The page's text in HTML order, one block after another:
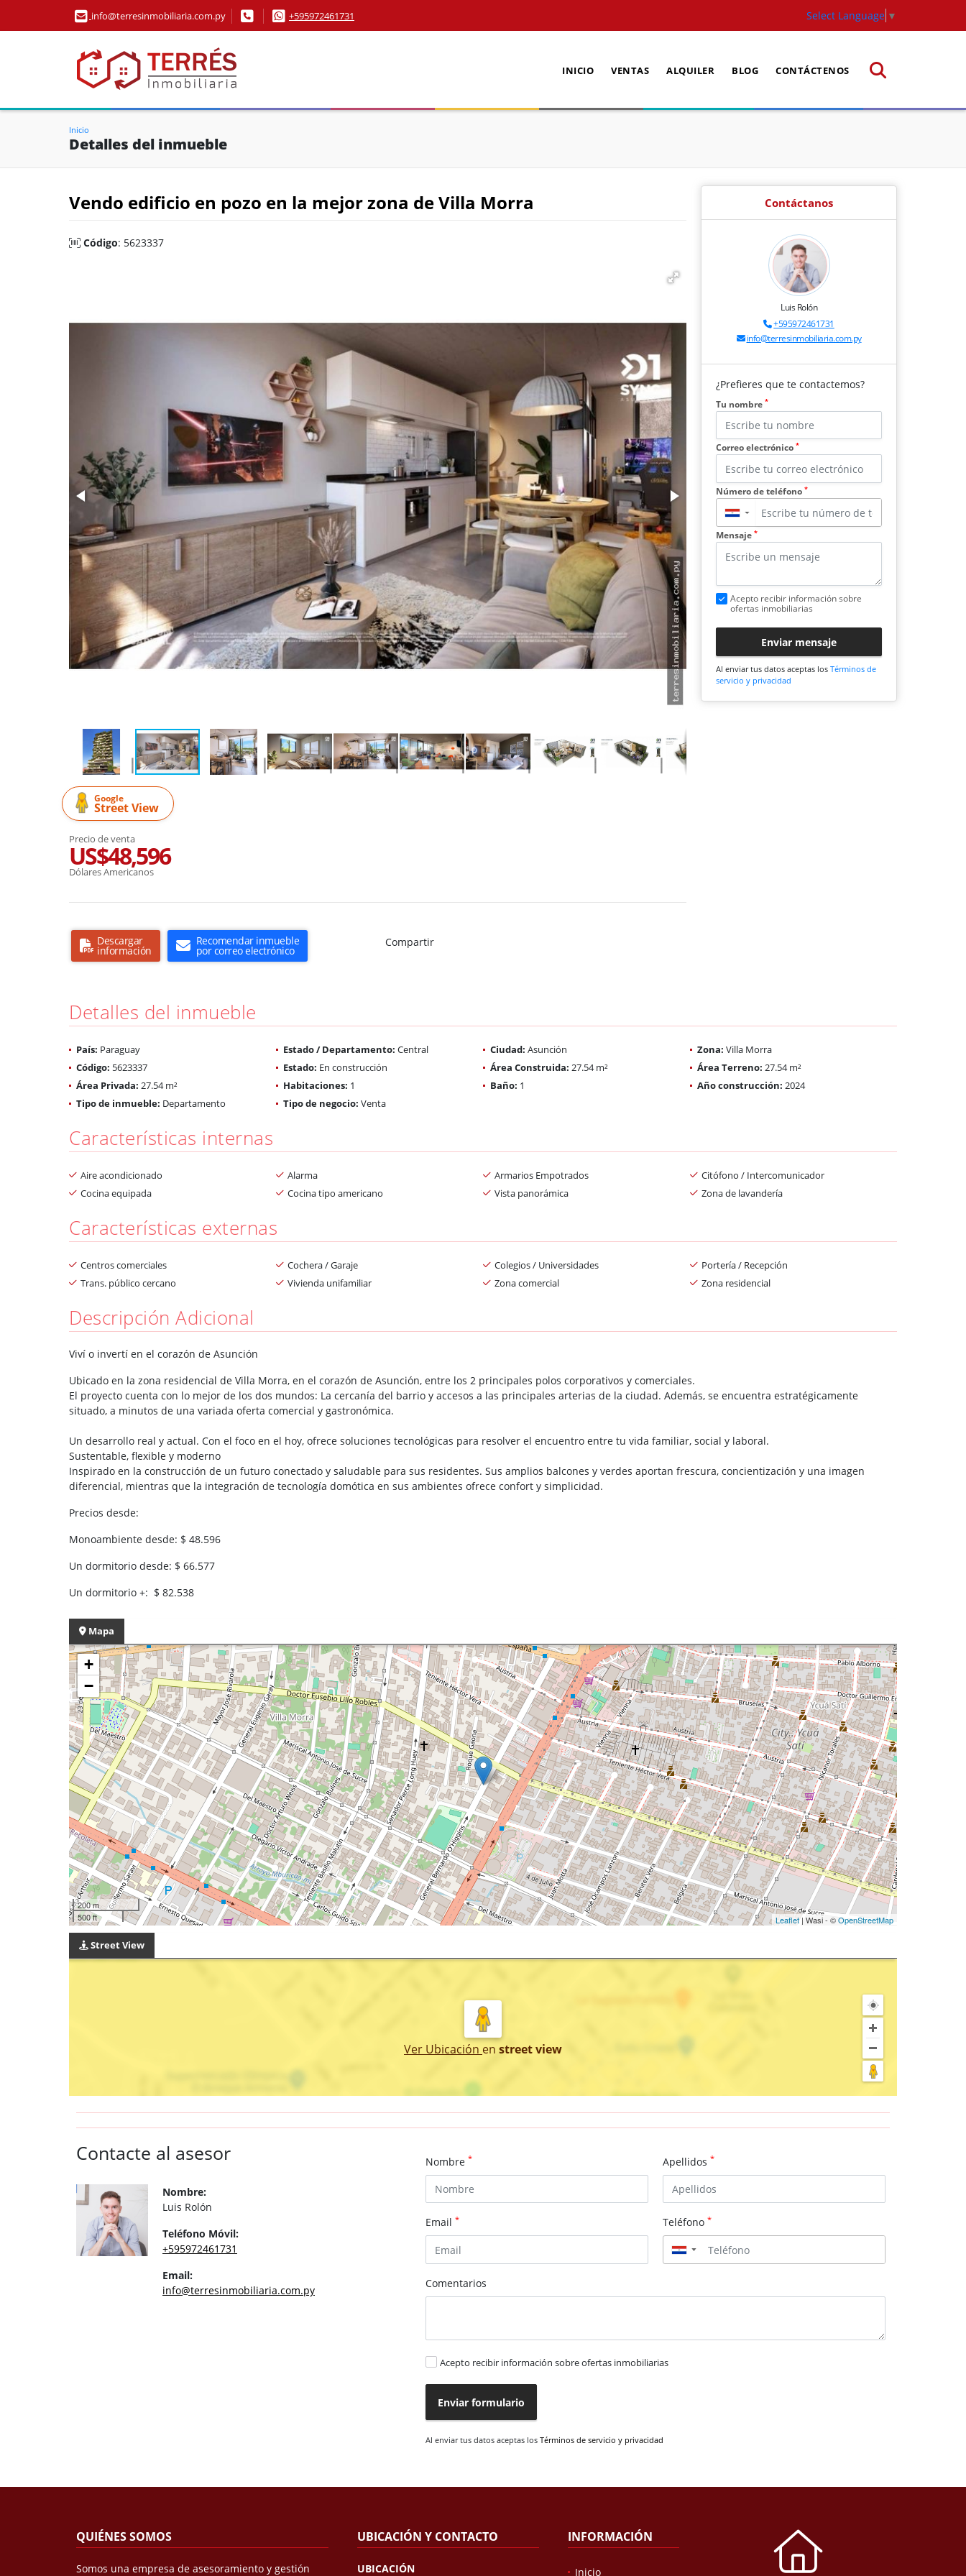
info@terresinmobiliaria.com.py +595972461731 Select Language ▼
INICIO VENTAS ALQUILER BLOG CONTÁCTENOS
Inicio
Detalles del inmueble
Vendo edificio en pozo en la mejor zona de Villa Morra
Código: 5623337
Google
Street View
Precio de venta
US$48,596
Dólares Americanos
Descargar
información
Recomendar inmueble
por correo electrónico
Compartir
Contáctanos
Luis Rolón
+595972461731
info@terresinmobiliaria.com.py
¿Prefieres que te contactemos?
Tu nombre *
Correo electrónico *
Número de teléfono *
▼
Mensaje *
Acepto recibir información sobre
ofertas inmobiliarias
Enviar mensaje
Al enviar tus datos aceptas los Términos de
servicio y privacidad
Detalles del inmueble
País: Paraguay Estado / Departamento: Central Ciudad: Asunción Zona: Villa Morra
Código: 5623337 Estado: En construcción Área Construida: 27.54 m² Área Terreno: 27.54 m²
Área Privada: 27.54 m² Habitaciones: 1 Baño: 1 Año construcción: 2024
Tipo de inmueble: Departamento Tipo de negocio: Venta
Características internas
Aire acondicionado Alarma Armarios Empotrados
Citófono / Intercomunicador
Cocina equipada
Cocina tipo americano Vista panorámica Zona de lavandería
Características externas
Centros comerciales Cochera / Garaje Colegios / Universidades
Portería / Recepción
Trans. público cercano
Vivienda unifamiliar Zona comercial Zona residencial
Descripción Adicional
Viví o invertí en el corazón de Asunción
Ubicado en la zona residencial de Villa Morra, en el corazón de Asunción, entre los 2 principales polos corporativos y comerciales.
El proyecto cuenta con lo mejor de los dos mundos: La cercanía del barrio y accesos a las principales arterias de la ciudad. Además, se encuentra estratégicamente
situado, a minutos de una variada oferta comercial y gastronómica.
Un desarrollo real y actual. Con el foco en el hoy, ofrece soluciones tecnológicas para resolver el encuentro entre tu vida familiar, social y laboral.
Sustentable, flexible y moderno
Inspirado en la construcción de un futuro conectado y saludable para sus residentes. Sus amplios balcones y verdes aportan frescura, concientización y una imagen
diferencial, mientras que la integración de tecnología domótica en sus ambientes ofrece confort y simplicidad.
Precios desde:
Monoambiente desde: $ 48.596
Un dormitorio desde: $ 66.577
Un dormitorio +: $ 82.538
Mapa
+
−
200 m
500 ft
Leaflet| Wasi - ©OpenStreetMap
Street View
Ver Ubicación en street view
Contacte al asesor
Nombre:
Luis Rolón
Teléfono Móvil:
+595972461731
Email:
info@terresinmobiliaria.com.py
Nombre * Apellidos *
Email * Teléfono *
▼
Comentarios
Acepto recibir información sobre ofertas inmobiliarias
Enviar formulario
Al enviar tus datos aceptas los Términos de servicio y privacidad
QUIÉNES SOMOS
Somos una empresa de asesoramiento y gestión
UBICACIÓN Y CONTACTO
UBICACIÓN
INFORMACIÓN
Inicio